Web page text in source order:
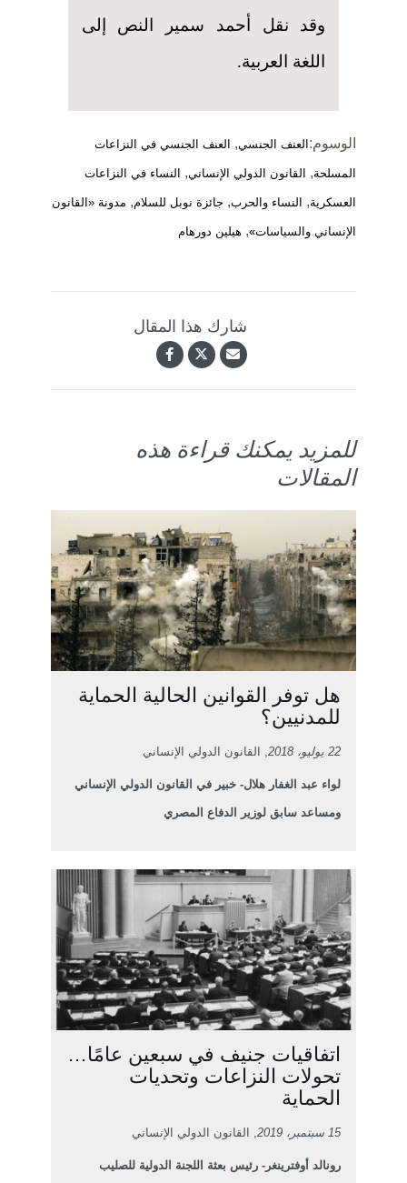
وقد نقل أحمد سمير النص إلى
اللغة العربية.
الوسوم: العنف الجنسي, العنف الجنسي في النزاعات
المسلحة, القانون الدولي الإنساني, النساء في النزاعات
العسكرية, النساء والحرب, جائزة نوبل للسلام, مدونة «القانون
الإنساني والسياسات», هيلين دورهام
شارك هذا المقال
للمزيد يمكنك قراءة هذه
المقالات
هل توفر القوانين الحالية الحماية
للمدنيين؟
22 يوليو، 2018 , القانون الدولي الإنساني
لواء عبد الغفار هلال- خبير في القانون الدولي الإنساني
ومساعد سابق لوزير الدفاع المصري
اتفاقيات جنيف في سبعين عامًا…
تحولات النزاعات وتحديات
الحماية
15 سبتمبر، 2019 , القانون الدولي الإنساني
رونالد أوفترينغر- رئيس بعثة اللجنة الدولية للصليب